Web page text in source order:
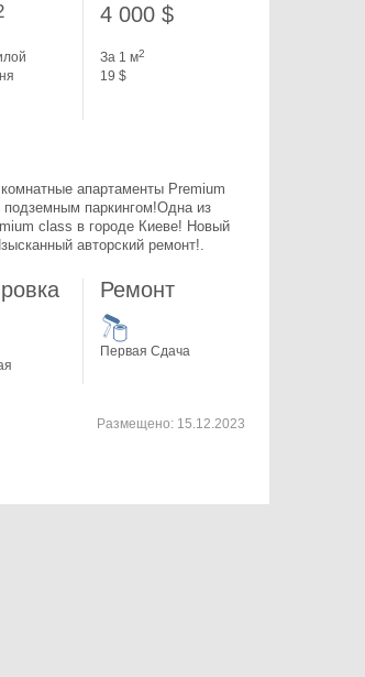
4 000 $
За 1 м2
19 $
апартаменты Premium
подземным паркингом!Одна из
class в городе Киеве! Новый
авторский ремонт!.
Ремонт
Первая Сдача
Размещено: 15.12.2023